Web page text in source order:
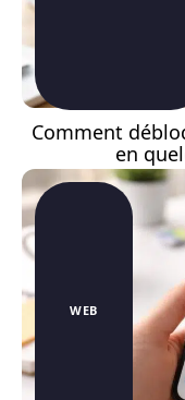
Comment
en
WEB